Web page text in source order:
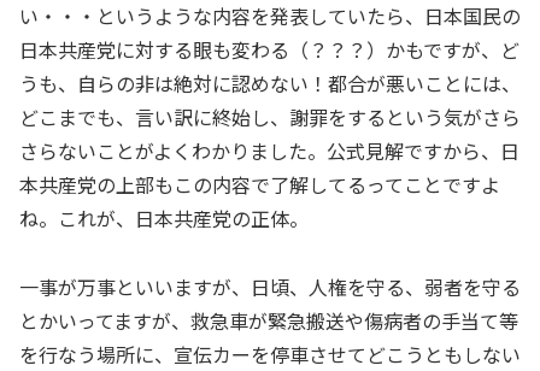
い・・・というような内容を発表していたら、日本国民の
日本共産党に対する眼も変わる（？？？）かもですが、ど
うも、自らの非は絶対に認めない！都合が悪いことには、
どこまでも、言い訳に終始し、謝罪をするという気がさら
さらないことがよくわかりました。公式見解ですから、日
本共産党の上部もこの内容で了解してるってことですよ
ね。これが、日本共産党の正体。
一事が万事といいますが、日頃、人権を守る、弱者を守る
とかいってますが、救急車が緊急搬送や傷病者の手当て等
を行なう場所に、宣伝カーを停車させてどこうともしない